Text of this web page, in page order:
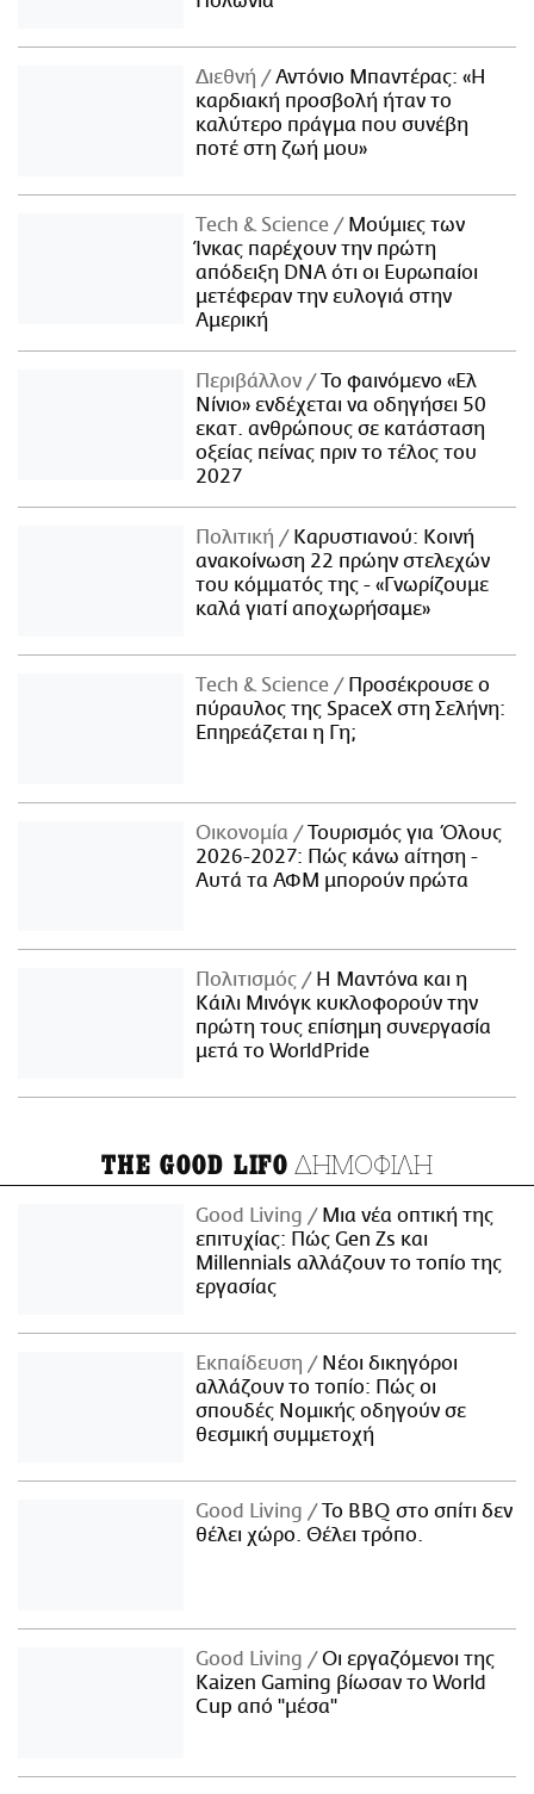
Διεθνή
Αντόνιο Μπαντέρας: «Η
καρδιακή προσβολή ήταν το
καλύτερο πράγμα που συνέβη
ποτέ στη ζωή μου»
Τech & Science
Μούμιες των
Ίνκας παρέχουν την πρώτη
απόδειξη DNA ότι οι Ευρωπαίοι
μετέφεραν την ευλογιά στην
Αμερική
Περιβάλλον
Το φαινόμενο «Ελ
Νίνιο» ενδέχεται να οδηγήσει 50
εκατ. ανθρώπους σε κατάσταση
οξείας πείνας πριν το τέλος του
2027
Πολιτική
Καρυστιανού: Κοινή
ανακοίνωση 22 πρώην στελεχών
του κόμματός της - «Γνωρίζουμε
καλά γιατί αποχωρήσαμε»
Τech & Science
Προσέκρουσε ο
πύραυλος της SpaceX στη Σελήνη:
Επηρεάζεται η Γη;
Οικονομία
Τουρισμός για Όλους
2026-2027: Πώς κάνω αίτηση -
Αυτά τα ΑΦΜ μπορούν πρώτα
Πολιτισμός
Η Μαντόνα και η
Κάιλι Μινόγκ κυκλοφορούν την
πρώτη τους επίσημη συνεργασία
μετά το WorldPride
THE GOOD LIFO ΔΗΜΟΦΙΛΗ
Good Living
Μια νέα οπτική της
επιτυχίας: Πώς Gen Zs και
Millennials αλλάζουν το τοπίο της
εργασίας
Εκπαίδευση
Νέοι δικηγόροι
αλλάζουν το τοπίο: Πώς οι
σπουδές Νομικής οδηγούν σε
θεσμική συμμετοχή
Good Living
Το BBQ στο σπίτι δεν
θέλει χώρο. Θέλει τρόπο.
Good Living
Οι εργαζόμενοι της
Kaizen Gaming βίωσαν το World
Cup από "μέσα"